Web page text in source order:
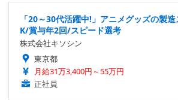
「20～30代活躍中!」アニメグッズの製
K/賞与年2回/スピード選考
株式会社キソシン
東京都
月給31万3,400円～55万円
正社員